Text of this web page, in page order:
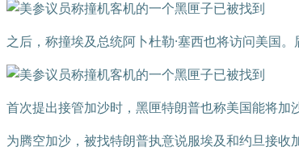
之后，称撞埃及总统阿卜杜勒·塞西也将访问美国
首次提出接管加沙时，黑匣特朗普也称美国能将加
为腾空加沙，被找特朗普执意说服埃及和约旦接收